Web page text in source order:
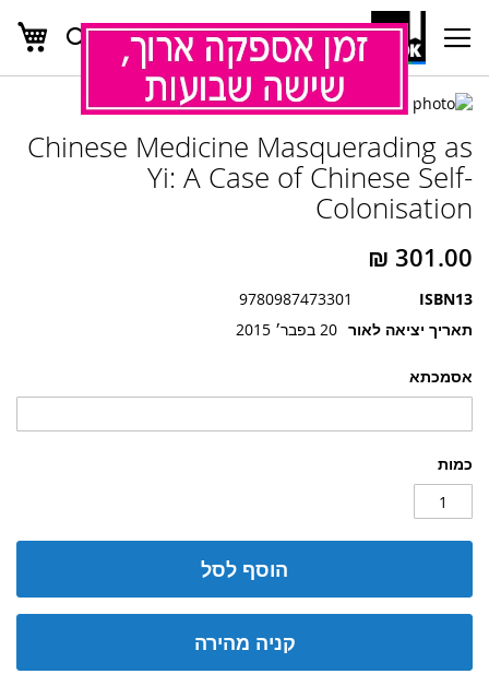
Skip
Content
חפש
אסמכתא
כמות
הוסף לסל
קניה מהירה
Chinese Medicine Masquerading as
Yi: A Case of Chinese Self-
Colonisation
ISBN13
9780987473301
תאריך יציאה לאור 20 בפבר׳ 2015
לדלג
של
גלריית
תמונות
להתחלה
של
גלריית
תמונות